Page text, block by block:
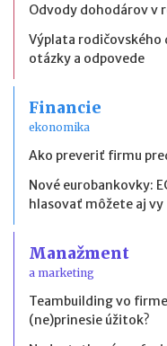
Odvody dohodárov v
Výplata rodičovského
otázky a odpovede
Financie
ekonomika
Ako preveriť firmu
Nové eurobankovky:
hlasovať môžete aj vy
Manažment
a marketing
Teambuilding vo
(ne)prinesie úžitok?